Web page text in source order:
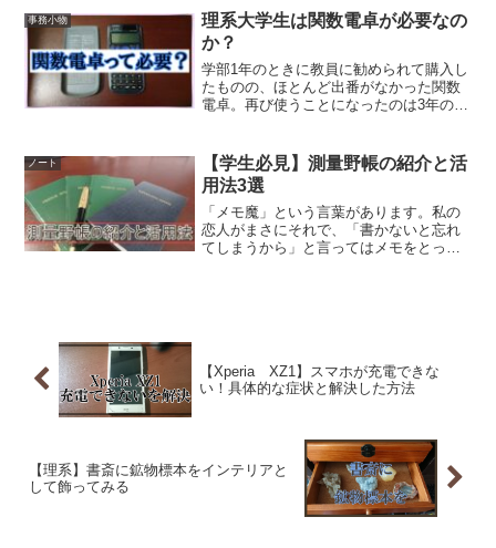
とも、そういった小さなレベルでも何か
しらの拘りを持っているこ...
事務小物
理系大学生は関数電卓が必要なの
か？
学部1年のときに教員に勧められて購入し
たものの、ほとんど出番がなかった関数
電卓。再び使うことになったのは3年の後
「天文学的数字」と戦うことになりま
す。そんな私を支えてくれ...
ノート
【学生必見】測量野帳の紹介と活
用法3選
「メモ魔」という言葉があります。私の
恋人がまさにそれで、「書かないと忘れ
てしまうから」と言ってはメモをとって
【Xperia XZ1】スマホが充電できな
い！具体的な症状と解決した方法
【理系】書斎に鉱物標本をインテリアと
して飾ってみる